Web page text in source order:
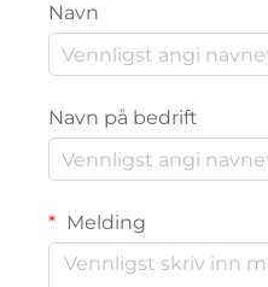
Navn
Navn på bedrift
Melding